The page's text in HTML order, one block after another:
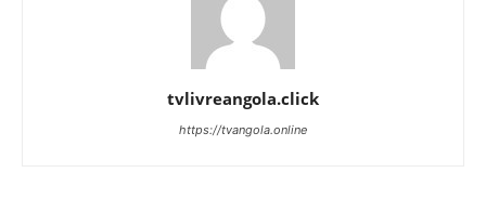
tvlivreangola.click
https://tvangola.online